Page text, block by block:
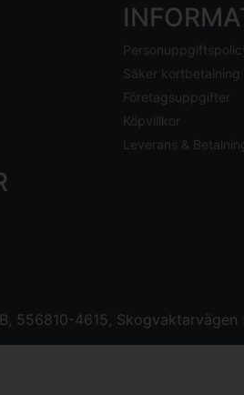
Säker kortbetalning
Företagsuppgifter
Köpvillkor
Leverans &
, 556810-4615,